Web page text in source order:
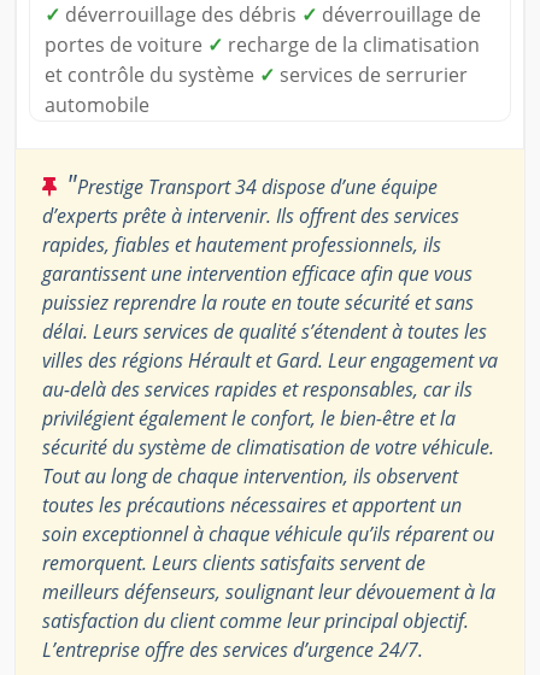
✓ déverrouillage des débris ✓ déverrouillage de
portes de voiture ✓ recharge de la climatisation
et contrôle du système ✓ services de serrurier
automobile
"Prestige Transport 34 dispose d’une équipe
d’experts prête à intervenir. Ils offrent des services
rapides, fiables et hautement professionnels, ils
garantissent une intervention efficace afin que vous
puissiez reprendre la route en toute sécurité et sans
délai. Leurs services de qualité s’étendent à toutes les
villes des régions Hérault et Gard. Leur engagement va
au-delà des services rapides et responsables, car ils
privilégient également le confort, le bien-être et la
sécurité du système de climatisation de votre véhicule.
Tout au long de chaque intervention, ils observent
toutes les précautions nécessaires et apportent un
soin exceptionnel à chaque véhicule qu’ils réparent ou
remorquent. Leurs clients satisfaits servent de
meilleurs défenseurs, soulignant leur dévouement à la
satisfaction du client comme leur principal objectif.
L’entreprise offre des services d’urgence 24/7.